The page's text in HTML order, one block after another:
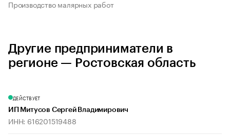
Производство малярных работ
Другие предприниматели в
регионе — Ростовская область
ДЕЙСТВУЕТ
ИП Митусов Сергей Владимирович
ИНН: 616201519488